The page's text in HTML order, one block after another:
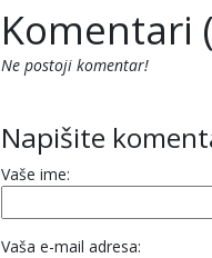
Komentari
Ne postoji komentar!
Napišite
Vaše ime:
Vaša e-mail adresa: